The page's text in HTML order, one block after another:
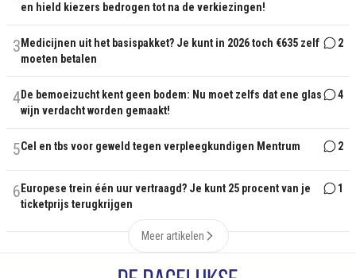
en hield kiezers bedrogen tot na de verkiezingen!
3 Medicijnen uit het basispakket? Je kunt in 2026 toch €635 zelf
moeten betalen
2
4De bemoeizucht kent geen bodem: Nu moet zelfs dat ene glas
wijn verdacht worden gemaakt!
4
5Cel en tbs voor geweld tegen verpleegkundigen Mentrum 2
6 Europese trein één uur vertraagd? Je kunt 25 procent van je
ticketprijs terugkrijgen
1
Meer artikelen